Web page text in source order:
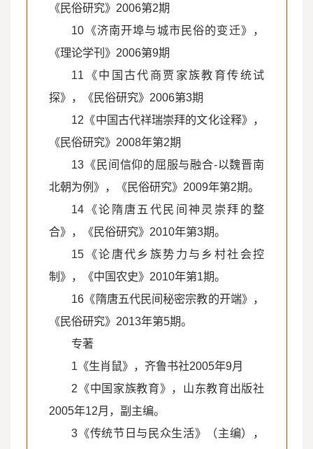
《民俗研究》2006第2期
10《济南开埠与城市民俗的变迁》，
《理论学刊》2006第9期
11《中国古代商贾家族教育传统试
探》，《民俗研究》2006第3期
12《中国古代祥瑞崇拜的文化诠释》，
《民俗研究》2008年第2期
13《民间信仰的屈服与融合-以魏晋南
北朝为例》，《民俗研究》2009年第2期。
14《论隋唐五代民间神灵崇拜的整
合》，《民俗研究》2010年第3期。
15《论唐代乡族势力与乡村社会控
制》，《中国农史》2010年第1期。
16《隋唐五代民间秘密宗教的开端》，
《民俗研究》2013年第5期。
专著
1《生肖鼠》，齐鲁书社2005年9月
2《中国家族教育》，山东教育出版社
2005年12月，副主编。
3《传统节日与民众生活》（主编），